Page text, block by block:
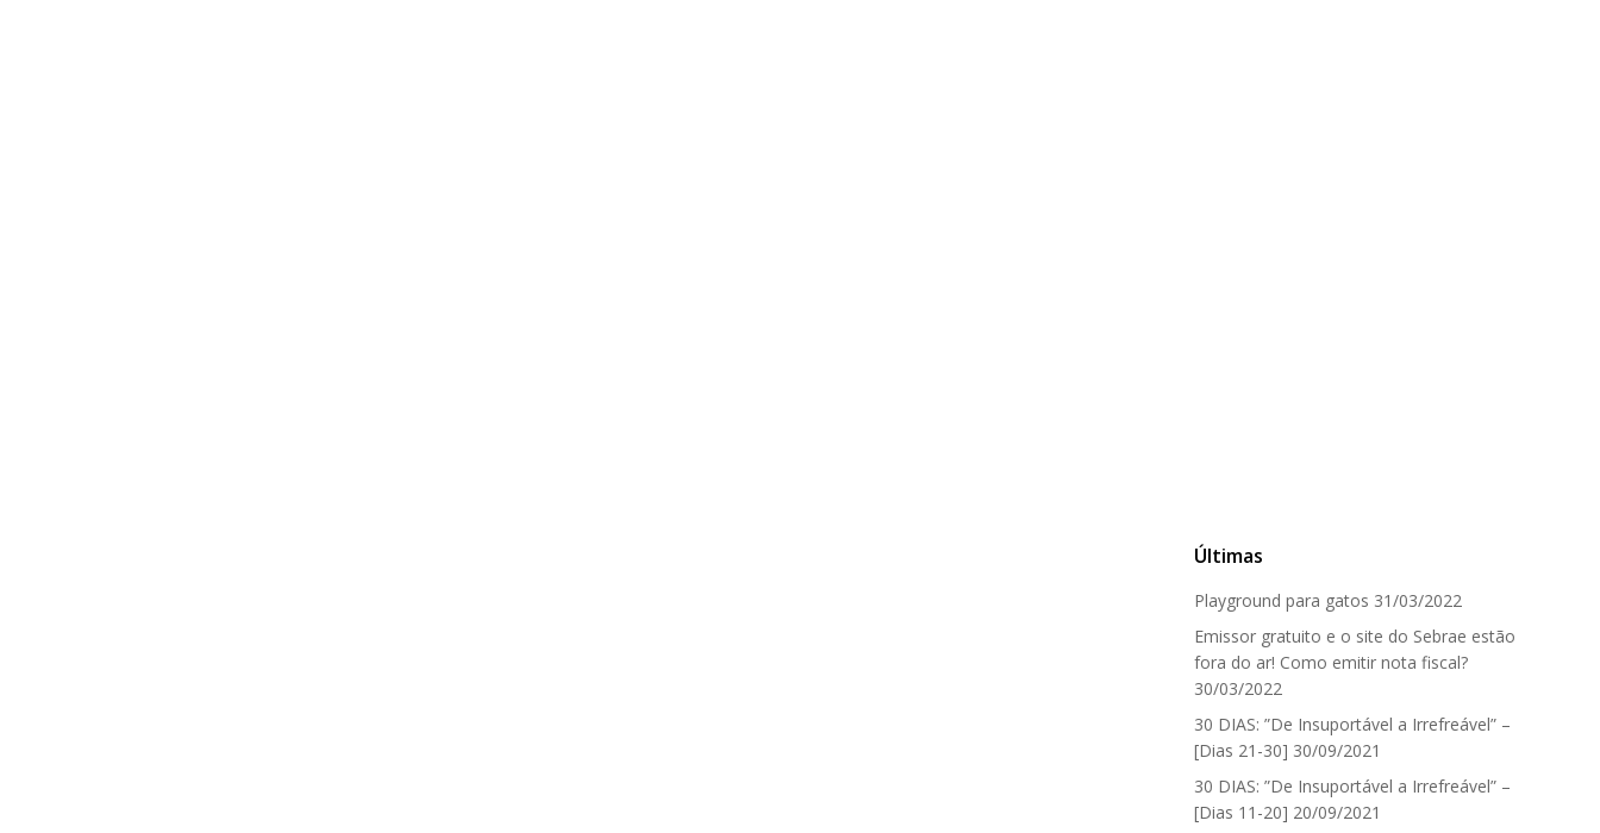
Últimas
Playground para gatos 31/03/2022
Emissor gratuito e o site do Sebrae estão
fora do ar! Como emitir nota fiscal?
30/03/2022
30 DIAS: ”De Insuportável a Irrefreável” –
[Dias 21-30] 30/09/2021
30 DIAS: ”De Insuportável a Irrefreável” –
[Dias 11-20] 20/09/2021